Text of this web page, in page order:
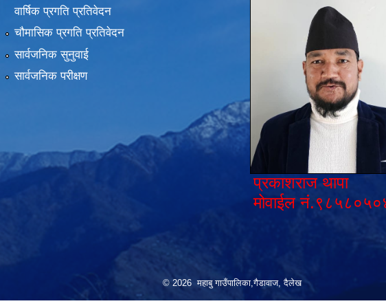
वार्षिक प्रगति प्रतिवेदन
चौमासिक प्रगति प्रतिवेदन
सार्वजनिक सुनुवाई
सार्वजनिक परीक्षण
प्रकाशराज थापा
मोवाईल
© 2026 महाबु गाउँपालिका,गैडावाज, दैलेख